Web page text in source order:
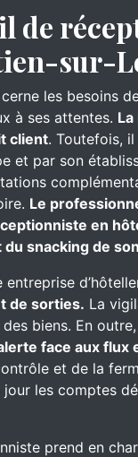
de
sur-
les besoins
à ses attentes.
client. Toutefois, il
et par son
Le
en
snacking de
de sorties. La
biens. En
face aux flux
et de la
les comptes
prend en